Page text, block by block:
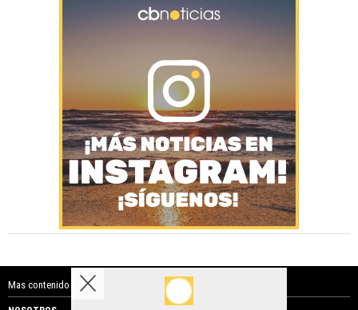
Mas contenido de Costa Blanca Noticias: